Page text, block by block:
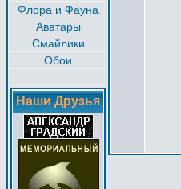
Флора и Фауна
Аватары
Смайлики
Обои
Наши Друзья